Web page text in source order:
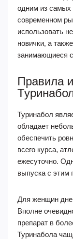
одним из самых
современном
использовать
новички, а
занимающиеся
Правила
Туринабол
обладает
обеспечить
всего курса,
ежесуточно.
выпуска с этим
Для женщин
Вполне
препарат в
Туринабола